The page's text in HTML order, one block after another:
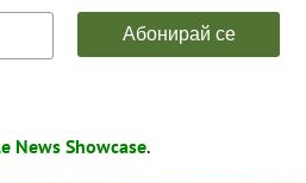
News Showcase.